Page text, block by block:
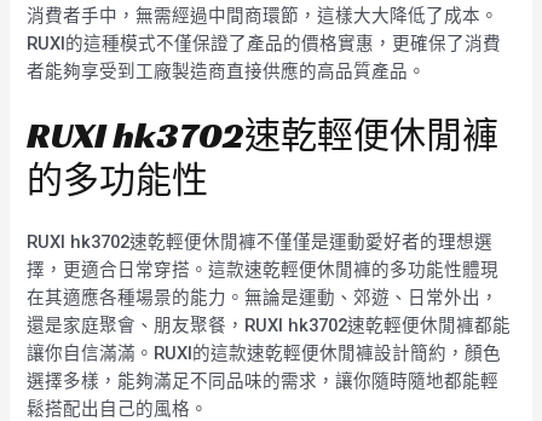
消費者手中，無需經過中間商環節，這樣大大降低了成本。
RUXI的這種模式不僅保證了產品的價格實惠，更確保了消費
者能夠享受到工廠製造商直接供應的高品質產品。
RUXI hk3702速乾輕便休閒褲
的多功能性
RUXI hk3702速乾輕便休閒褲不僅僅是運動愛好者的理想選
擇，更適合日常穿搭。這款速乾輕便休閒褲的多功能性體現
在其適應各種場景的能力。無論是運動、郊遊、日常外出，
還是家庭聚會、朋友聚餐，RUXI hk3702速乾輕便休閒褲都能
讓你自信滿滿。RUXI的這款速乾輕便休閒褲設計簡約，顏色
選擇多樣，能夠滿足不同品味的需求，讓你隨時隨地都能輕
鬆搭配出自己的風格。